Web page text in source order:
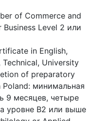
of Commerce and
Level 2 или
in English,
Technical, University
of preparatory
минимальная
9 месяцев, четыре
уровне B2 или выше